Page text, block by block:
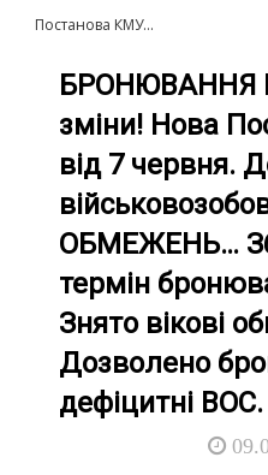
Постанова КМУ...
БРОНЮВАННЯ
зміни! Нова
від 7 червня.
ОБМЕЖЕНЬ…
термін
Знято вікові
Дозволено
дефіцитні ВОС.